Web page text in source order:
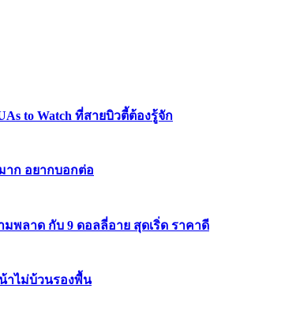
to Watch ที่สายบิวตี้ต้องรู้จัก
าก อยากบอกต่อ
พลาด กับ 9 ดอลลี่อาย สุดเริ่ด ราคาดี
าไม่บ้วนรองพื้น